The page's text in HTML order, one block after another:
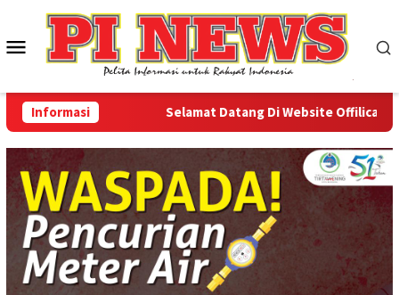
konten
Menu
Mobile
Informasi Selamat Datang Di Website Offilical PI-